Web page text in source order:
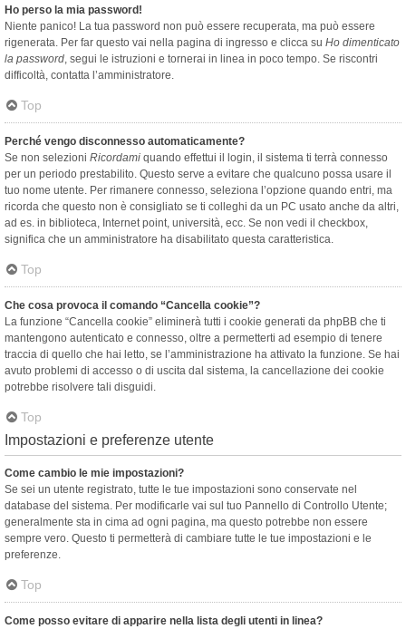
Ho perso la mia password!
Niente panico! La tua password non può essere recuperata, ma può essere
rigenerata. Per far questo vai nella pagina di ingresso e clicca su Ho dimenticato
la password, segui le istruzioni e tornerai in linea in poco tempo. Se riscontri
difficoltà, contatta l’amministratore.
Top
Perché vengo disconnesso automaticamente?
Se non selezioni Ricordami quando effettui il login, il sistema ti terrà connesso
per un periodo prestabilito. Questo serve a evitare che qualcuno possa usare il
tuo nome utente. Per rimanere connesso, seleziona l’opzione quando entri, ma
ricorda che questo non è consigliato se ti colleghi da un PC usato anche da altri,
ad es. in biblioteca, Internet point, università, ecc. Se non vedi il checkbox,
significa che un amministratore ha disabilitato questa caratteristica.
Top
Che cosa provoca il comando “Cancella cookie”?
La funzione “Cancella cookie” eliminerà tutti i cookie generati da phpBB che ti
mantengono autenticato e connesso, oltre a permetterti ad esempio di tenere
traccia di quello che hai letto, se l’amministrazione ha attivato la funzione. Se hai
avuto problemi di accesso o di uscita dal sistema, la cancellazione dei cookie
potrebbe risolvere tali disguidi.
Top
Impostazioni e preferenze utente
Come cambio le mie impostazioni?
Se sei un utente registrato, tutte le tue impostazioni sono conservate nel
database del sistema. Per modificarle vai sul tuo Pannello di Controllo Utente;
generalmente sta in cima ad ogni pagina, ma questo potrebbe non essere
sempre vero. Questo ti permetterà di cambiare tutte le tue impostazioni e le
preferenze.
Top
Come posso evitare di apparire nella lista degli utenti in linea?